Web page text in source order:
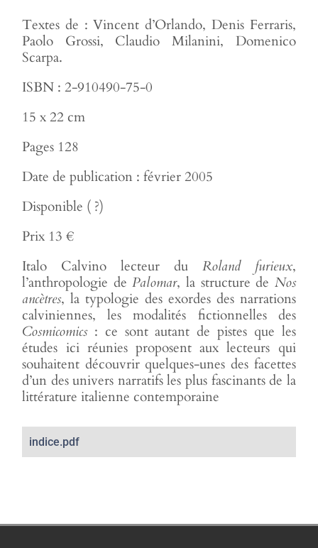
Textes de : Vincent d’Orlando, Denis Ferraris,
Paolo Grossi, Claudio Milanini, Domenico
Scarpa.
ISBN : 2-910490-75-0
15 x 22 cm
Pages 128
Date de publication : février 2005
Disponible ( ?)
Prix 13 €
Italo Calvino lecteur du Roland furieux,
l’anthropologie dePalomar, la structure de Nos
ancètres, la typologie des exordes des narrations
calviniennes, les modalités fictionnelles des
Cosmicomics: ce sont autant de pistes que les
études ici réunies proposent aux lecteurs qui
souhaitent découvrir quelques-unes des facettes
d’un des univers narratifs les plus fascinants de la
littérature italienne contemporaine
indice.pdf